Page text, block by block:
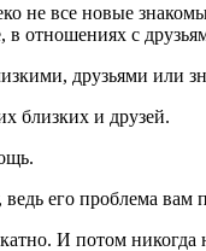
не все новые
в отношениях с
друзьями или
близких и друзей.
его проблема вам
И потом никогда